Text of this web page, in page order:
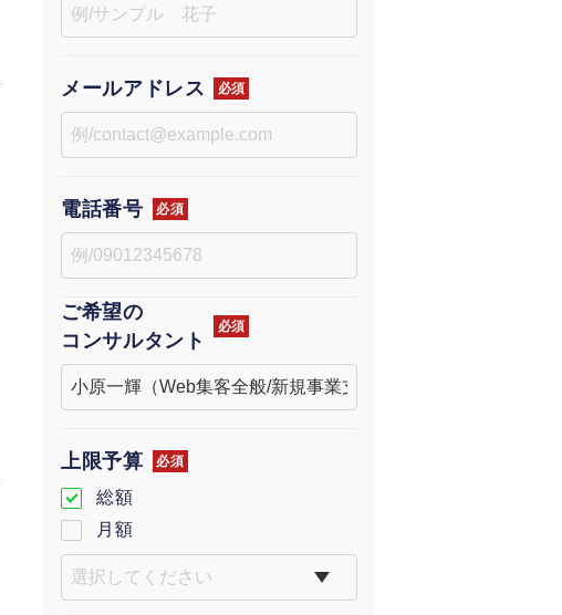
YouTubeディレクター
メールアドレス 必須
電話番号 必須
ご希望の
コンサルタント
必須
上限予算 必須
総額
月額